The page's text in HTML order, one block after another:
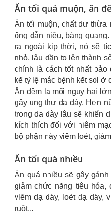
Ăn tối quá muộn, ăn
Ăn tối muộn, chất dư thừa
ống dẫn niệu, bàng
ra ngoài kịp thời, nó sẽ
nhỏ, lâu dần to lên thành
chính là cách tốt nhất bảo
kể tỷ lệ mắc bệnh kết sỏi ở
Ăn đêm là mối nguy hại
gây ung thư dạ dày. Hơn
trong dạ dày lâu sẽ khiến
kích thích đối với niêm
bộ phận này viêm loét,
Ăn tối quá nhiều
Ăn quá nhiều sẽ gây
giảm chức năng tiêu hóa,
viêm dạ dày, loét dạ dày,
ruột...